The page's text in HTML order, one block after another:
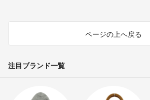
ページの上へ戻る
注目ブランド一覧